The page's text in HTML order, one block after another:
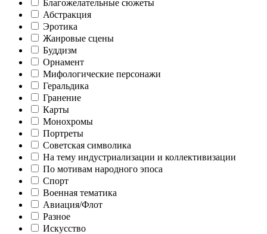
Благожелательные сюжеты
Абстракция
Эротика
Жанровые сцены
Буддизм
Орнамент
Мифологические персонажи
Геральдика
Гранение
Карты
Монохромы
Портреты
Советская символика
На тему индустриализации и коллективизации
По мотивам народного эпоса
Спорт
Военная тематика
Авиация/Флот
Разное
Искусство